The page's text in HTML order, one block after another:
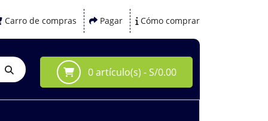
Carro de compras Pagar Cómo comprar
0 artículo(s) - S/0.00